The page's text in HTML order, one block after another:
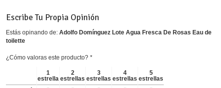
Escribe Tu Propia Opinión
Estás opinando de: Adolfo Domínguez Lote Agua Fresca De Rosas Eau de
toilette
¿Cómo valoras este producto? *
1
estrella
2
estrellas
3
estrellas
4
estrellas
5
estrellas